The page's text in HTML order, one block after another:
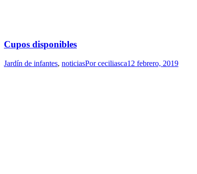
Cupos disponibles
Jardín de infantes, noticiasPorceciliasca12 febrero, 2019